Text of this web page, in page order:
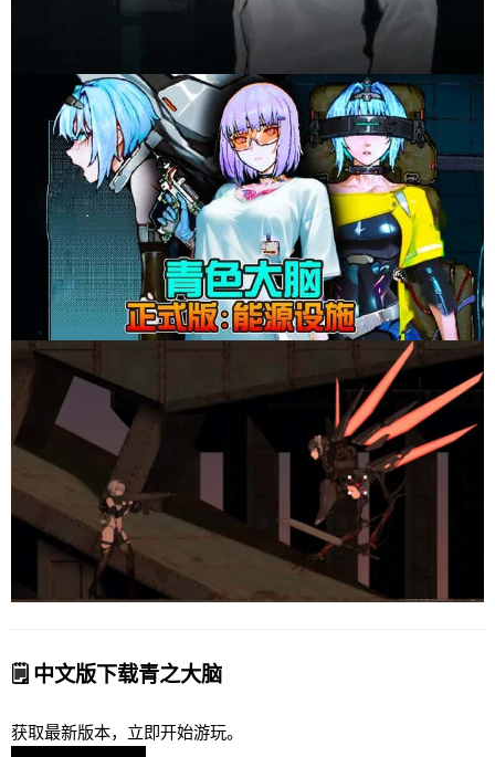
🗒️ 中文版下载青之大脑
获取最新版本，立即开始游玩。